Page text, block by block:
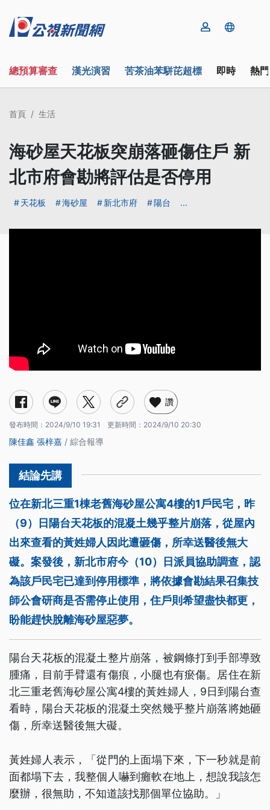
總預算審查 漢光演習 苦茶油苯駢芘超標 即時 熱
首頁 生活
海砂屋天花板突崩落砸傷住戶 新
北市府會勘將評估是否停用
天花板 海砂屋 新北市府 陽台 ...
讚
發布時間： 2024/9/10 19:31 更新時間： 2024/9/10 20:30
陳佳鑫 張梓嘉 / 綜合報導
位在新北三重1棟老舊海砂屋公寓4樓的1戶民宅，昨
（9）日陽台天花板的混凝土幾乎整片崩落，從屋內
出來查看的黃姓婦人因此遭砸傷，所幸送醫後無大
礙。案發後，新北市府今（10）日派員協助調查，認
為該戶民宅已達到停用標準，將依據會勘結果召集技
師公會研商是否需停止使用，住戶則希望盡快都更，
盼能趕快脫離海砂屋惡夢。
陽台天花板的混凝土整片崩落，被鋼條打到手部導致
腫痛，目前手臂還有傷痕，小腿也有瘀傷。居住在新
北三重老舊海砂屋公寓4樓的黃姓婦人，9日到陽台查
看時，陽台天花板的混凝土突然幾乎整片崩落將她砸
傷，所幸送醫後無大礙。
黃姓婦人表示，「從門的上面塌下來，下一秒就是前
面都塌下去，我整個人嚇到癱軟在地上，想說我該怎
麼辦，很無助，不知道該找那個單位協助。」